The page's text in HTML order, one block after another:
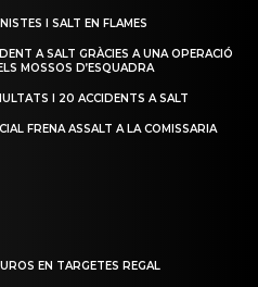
I SALT EN FLAMES
A SALT GRÀCIES A UNA OPERACIÓ
MOSSOS D’ESQUADRA
I 20 ACCIDENTS A SALT
FRENA ASSALT A LA COMISSARIA
EN TARGETES REGAL